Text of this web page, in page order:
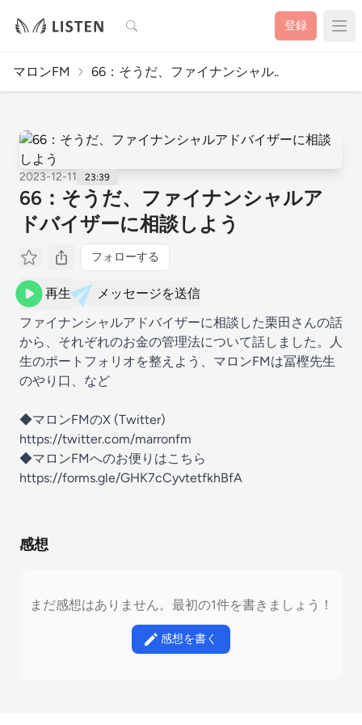
検索 登録
マロンFM 66：そうだ、ファイナンシャル..
2023-12-11 23:39
66：そうだ、ファイナンシャルア
ドバイザーに相談しよう
フォローする
再生
メッセージを送信
ファイナンシャルアドバイザーに相談した栗田さんの話
から、それぞれのお金の管理法について話しました。人
生のポートフォリオを整えよう、マロンFMは冨樫先生
のやり口、など
◆マロンFMのX (Twitter)
https://twitter.com/marronfm
◆マロンFMへのお便りはこちら
https://forms.gle/GHK7cCyvtetfkhBfA
感想
まだ感想はありません。最初の1件を書きましょう！
感想を書く